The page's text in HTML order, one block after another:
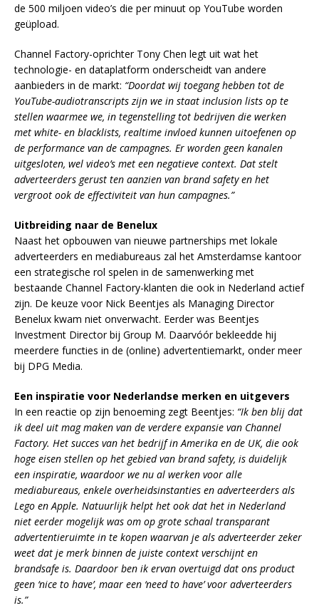
de 500 miljoen video’s die per minuut op YouTube worden
geüpload.
Channel Factory-oprichter Tony Chen legt uit wat het
technologie- en dataplatform onderscheidt van andere
aanbieders in de markt: “Doordat wij toegang hebben tot de
YouTube-audiotranscripts zijn we in staat inclusion lists op te
stellen waarmee we, in tegenstelling tot bedrijven die werken
met white- en blacklists, realtime invloed kunnen uitoefenen op
de performance van de campagnes. Er worden geen kanalen
uitgesloten, wel video’s met een negatieve context. Dat stelt
adverteerders gerust ten aanzien van brand safety en het
vergroot ook de effectiviteit van hun campagnes.”
Uitbreiding naar de Benelux
Naast het opbouwen van nieuwe partnerships met lokale
adverteerders en mediabureaus zal het Amsterdamse kantoor
een strategische rol spelen in de samenwerking met
bestaande Channel Factory-klanten die ook in Nederland actief
zijn. De keuze voor Nick Beentjes als Managing Director
Benelux kwam niet onverwacht. Eerder was Beentjes
Investment Director bij Group M. Daarvóór bekleedde hij
meerdere functies in de (online) advertentiemarkt, onder meer
bij DPG Media.
Een inspiratie voor Nederlandse merken en uitgevers
In een reactie op zijn benoeming zegt Beentjes: “Ik ben blij dat
ik deel uit mag maken van de verdere expansie van Channel
Factory. Het succes van het bedrijf in Amerika en de UK, die ook
hoge eisen stellen op het gebied van brand safety, is duidelijk
een inspiratie, waardoor we nu al werken voor alle
mediabureaus, enkele overheidsinstanties en adverteerders als
Lego en Apple. Natuurlijk helpt het ook dat het in Nederland
niet eerder mogelijk was om op grote schaal transparant
advertentieruimte in te kopen waarvan je als adverteerder zeker
weet dat je merk binnen de juiste context verschijnt en
brandsafe is. Daardoor ben ik ervan overtuigd dat ons product
geen ‘nice to have’, maar een ‘need to have’ voor adverteerders
is.”